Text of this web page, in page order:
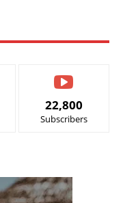
22,800
Subscribers